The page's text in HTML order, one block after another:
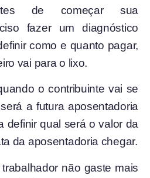
de começar sua
fazer um diagnóstico
como e quanto pagar,
vai para o lixo.
o contribuinte vai se
a futura aposentadoria
definir qual será o valor da
da aposentadoria chegar.
não gaste mais